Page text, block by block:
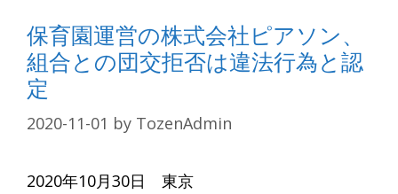
保育園運営の株式会社ピアソン、
組合との団交拒否は違法行為と認
定
2020-11-01 by TozenAdmin
2020年10月30日 東京